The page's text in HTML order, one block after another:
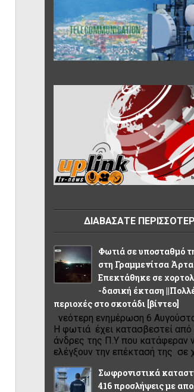
ΔΙΑΒΑΣΑΤΕ
Φωτιά σε υποσταθμό
στη Γραμμενίτσα
Επεκτάθηκε σε
-δασική έκταση
περιοχές στο σκοτάδι [βίντεο]
νεότερη ενημέρωση 6
Η φωτιά έχει κατασβεστεί από
άνδρες της Π.Υ που κατάφεραν
ελέγξουν την επέκτασή της σε
Σωφρονιστικά
416 προσλήψεις με